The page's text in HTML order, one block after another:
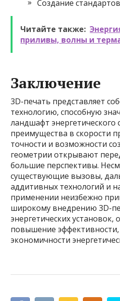
Создание
Читайте также:
приливы, волны и
Заключение
3D-печать представляет
технологию, способную
ландшафт энергетического
преимущества в скорости
точности и возможности
геометрии открывают
большие перспективы.
существующие вызовы,
аддитивных технологий и
применении неизбежно
широкому внедрению 3D-
энергетических установок,
повышение
экономичности